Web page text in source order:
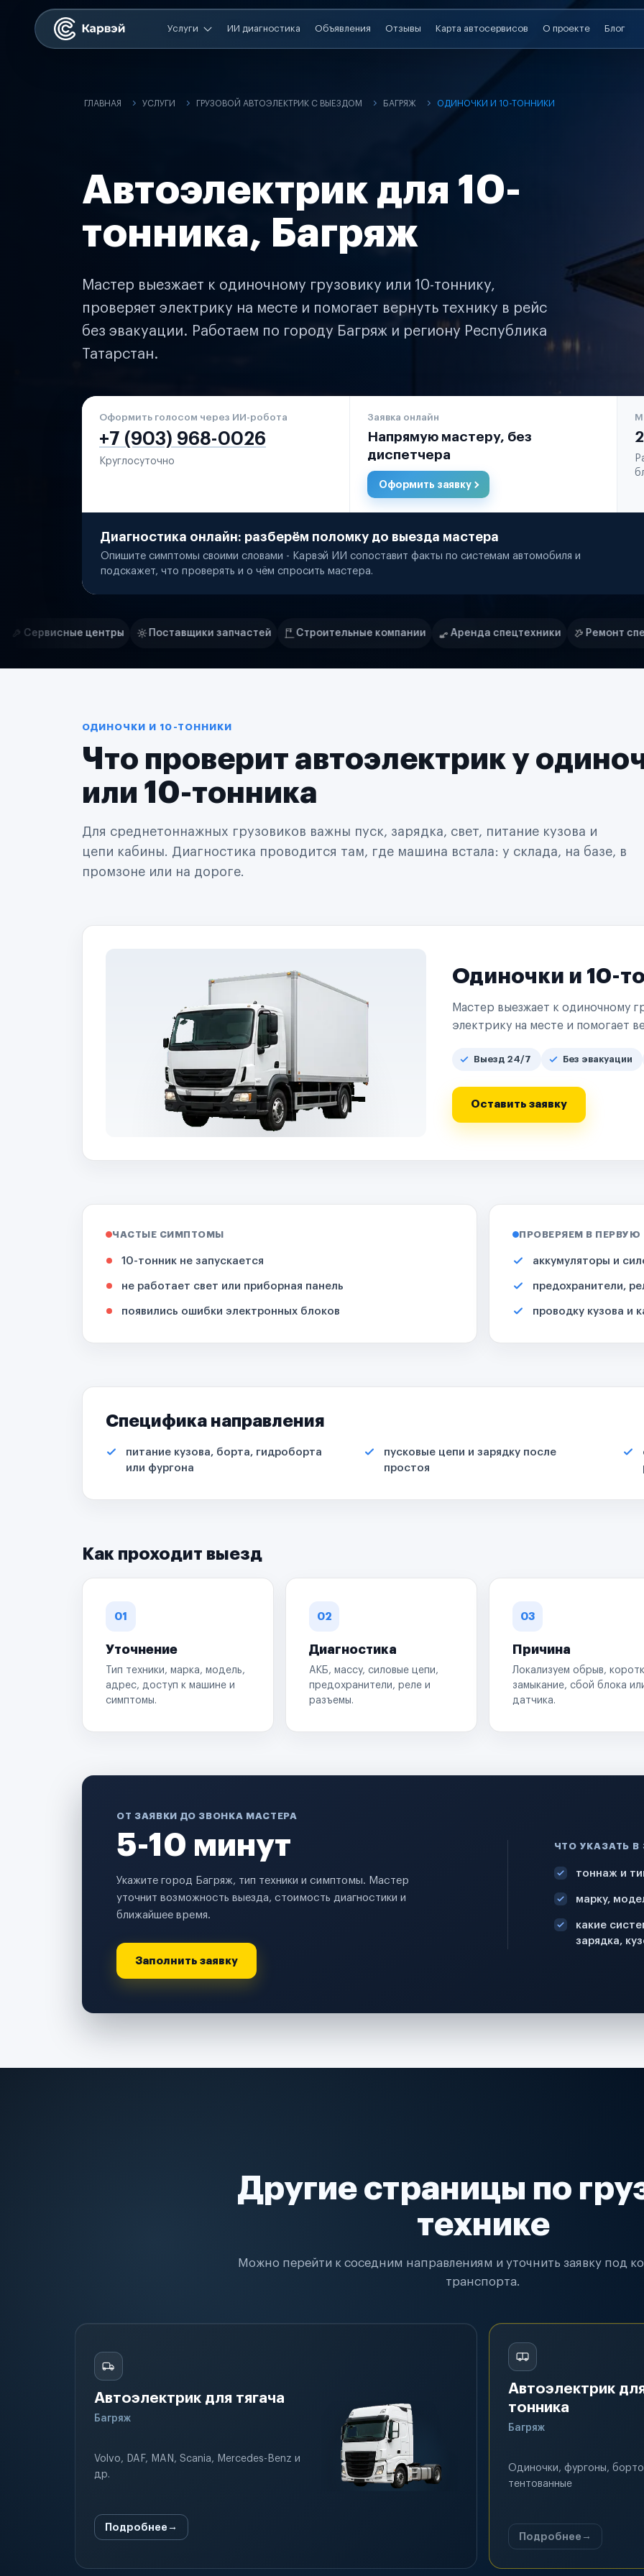
Услуги ИИ диагностика Объявления Отзывы Карта автосервисов О проекте Блог
ГЛАВНАЯ УСЛУГИ ГРУЗОВОЙ АВТОЭЛЕКТРИК С ВЫЕЗДОМ БАГРЯЖ ОДИНОЧКИ И 10-ТОННИКИ
Автоэлектрик для 10-
тонника, Багряж
Мастер выезжает к одиночному грузовику или 10-тоннику,
проверяет электрику на месте и помогает вернуть технику в рейс
без эвакуации. Работаем по городу Багряж и региону Республика
Татарстан.
Оформить голосом через ИИ-робота
+7 (903) 968-0026
Круглосуточно
Заявка онлайн
Напрямую мастеру, без
диспетчера
Оформить заявку
Диагностика онлайн: разберём поломку до выезда мастера
Опишите симптомы своими словами - Карвэй ИИ сопоставит факты по системам автомобиля и
подскажет, что проверять и о чём спросить мастера.
Нам доверяют
Поставщики запчастей Строительные компании Аренда спецтехники Ремонт спецтехники
Маркетплейсы
Логистические компании
Поставщики запчастей
Строительные компании
Ремонт спецтехники
Управляющие компании
Страховые компании
B2B-дистрибьюторы
ОДИНОЧКИ И 10-ТОННИКИ
Что проверит автоэлектрик у
или 10-тонника
Для среднетоннажных грузовиков важны пуск, зарядка, свет, питание кузова и
цепи кабины. Диагностика проводится там, где машина встала: у склада, на базе, в
промзоне или на дороге.
Одиночки и 10-
Мастер выезжает к одиночному
электрику на месте и помогает
Выезд 24/7 Без эвакуации
Оставить заявку
ЧАСТЫЕ СИМПТОМЫ
10-тонник не запускается
не работает свет или приборная панель
появились ошибки электронных блоков
ПРОВЕРЯЕМ В ПЕРВУЮ
аккумуляторы и
предохранители,
проводку кузова и
Специфика направления
питание кузова, борта, гидроборта
или фургона
пусковые цепи и зарядку после
простоя
Как проходит выезд
01
Уточнение
Тип техники, марка, модель,
адрес, доступ к машине и
симптомы.
02
Диагностика
АКБ, массу, силовые цепи,
предохранители, реле и
разъемы.
03
Причина
Локализуем обрыв,
замыкание, сбой блока
датчика.
ОТ ЗАЯВКИ ДО ЗВОНКА МАСТЕРА
5-10 минут
Укажите город Багряж, тип техники и симптомы. Мастер
уточнит возможность выезда, стоимость диагностики и
ближайшее время.
Заполнить заявку
ЧТО УКАЗАТЬ В
тоннаж и
марку,
какие
зарядка,
Другие страницы по
технике
Можно перейти к соседним направлениям и уточнить заявку под
транспорта.
Автоэлектрик для тягача
Багряж
Volvo, DAF, MAN, Scania, Mercedes-Benz и
др.
Подробнее
Автоэлектрик
тонника
Багряж
Одиночки, фургоны,
тентованные
Подробнее